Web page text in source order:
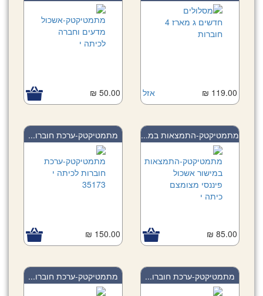
אזל 119.00 ₪
50.00 ₪
מתמטיקטק-התמצאות במ...
85.00 ₪
מתמטיקטק-ערכת חוברו...
150.00 ₪
מתמטיקטק-ערכת חוברו... מתמטיקטק-ערכת חוברו...